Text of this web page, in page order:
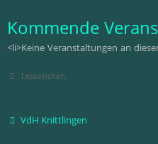
Kommende
<li>Keine Veranstaltungen an
Lesezeichen.
VdH Knittlingen